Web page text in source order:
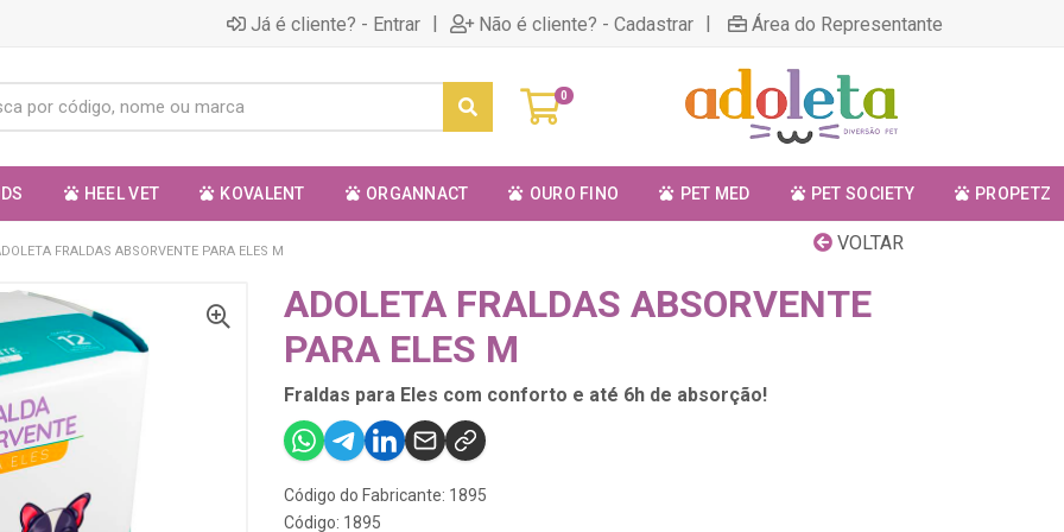
Já é cliente? - Entrar | Não é cliente? - Cadastrar | Área do Representante
0
HEEL VET KOVALENT ORGANNACT OURO FINO PET MED PET SOCIETY PROPETZ
VOLTAR
FRALDAS ABSORVENTE PARA ELES M
ADOLETA FRALDAS ABSORVENTE
PARA ELES M
Fraldas para Eles com conforto e até 6h de absorção!
Código do Fabricante: 1895
Código: 1895